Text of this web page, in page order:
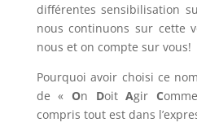
différentes sensibilisation
nous continuons sur cette
nous et on compte sur vous!
Pourquoi avoir choisi ce
de « On DoitAgir C
compris tout est dans